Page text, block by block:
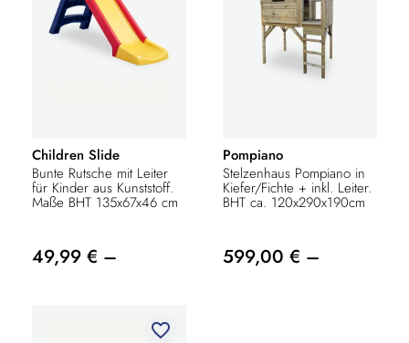
Children Slide
Bunte Rutsche mit Leiter
für Kinder aus Kunststoff.
Maße BHT 135x67x46 cm
49,99 € –
Pompiano
Stelzenhaus Pompiano in
Kiefer/Fichte + inkl. Leiter.
BHT ca. 120x290x190cm
599,00 € –
favorite_border